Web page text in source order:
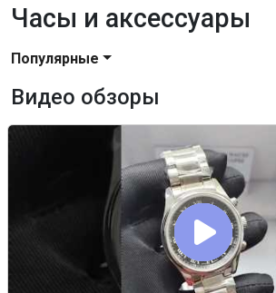
Часы и аксессуары
Популярные
Видео обзоры